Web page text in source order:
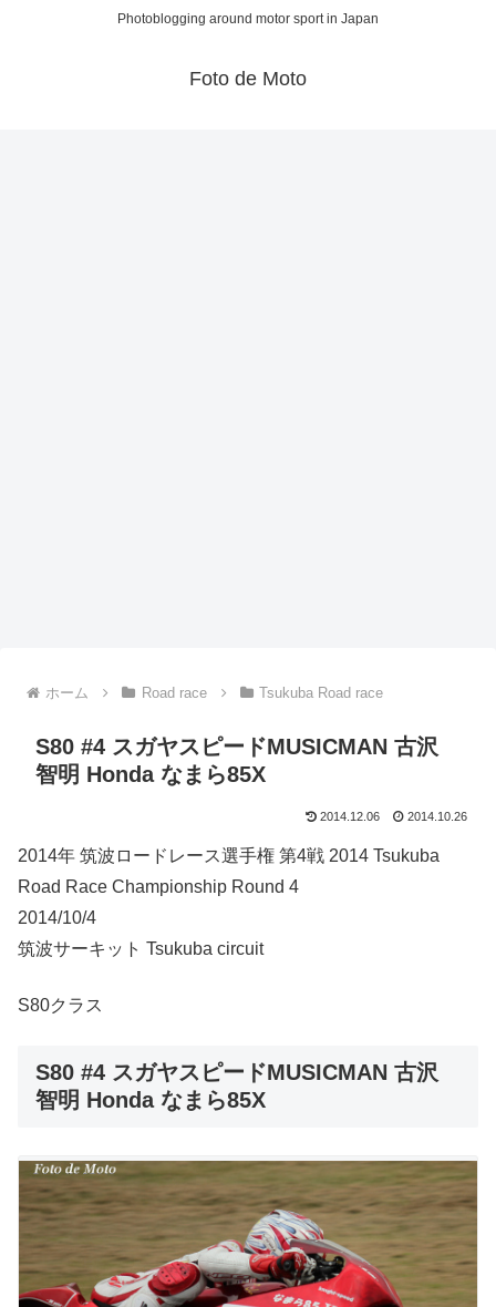
Photoblogging around motor sport in Japan
Foto de Moto
ホーム Road race Tsukuba Road race
S80 #4 スガヤスピードMUSICMAN 古沢
智明 Honda なまら85X
2014.12.06 2014.10.26
2014年 筑波ロードレース選手権 第4戦 2014 Tsukuba
Road Race Championship Round 4
2014/10/4
筑波サーキット Tsukuba circuit
S80クラス
S80 #4 スガヤスピードMUSICMAN 古沢
智明 Honda なまら85X